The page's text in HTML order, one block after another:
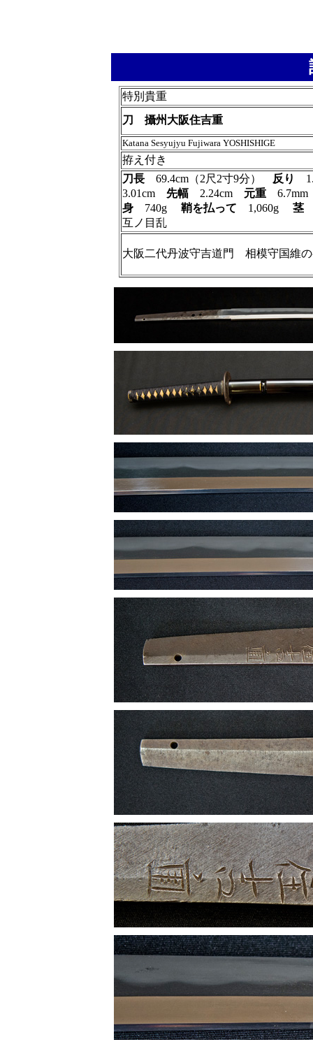
特別貴重
刀 攝州大阪住吉重
Katana Sesyujyu Fujiwara YOSHISHIGE
拵え付き
刀長 69.4cm（2尺2寸9分） 反り
3.01cm 先幅 2.24cm 元重
身 740g 鞘を払って 1,060g 茎
互ノ目乱
大阪二代丹波守吉道門 相模守国維